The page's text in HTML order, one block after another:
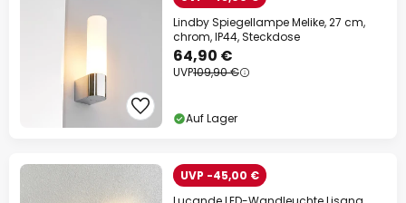
Lindby Spiegellampe Melike, 27 cm,
chrom, IP44, Steckdose
64,90 €
UVP109,90 €
Auf Lager
UVP -45,00 €